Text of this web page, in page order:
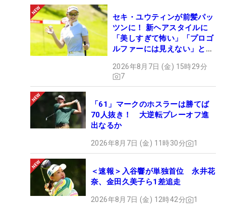
セキ・ユウティンが前髪パッ
ツンに！ 新ヘアスタイルに
「美しすぎて怖い」「プロゴ
ルファーには見えない」とコ
2026年8月7日 (金) 15時29分
7
「61」マークのホスラーは勝てば
70人抜き！ 大逆転プレーオフ進
出なるか
2026年8月7日 (金) 11時30分 1
＜速報＞入谷響が単独首位 永井花
奈、金田久美子ら1差追走
2026年8月7日 (金) 12時42分 1